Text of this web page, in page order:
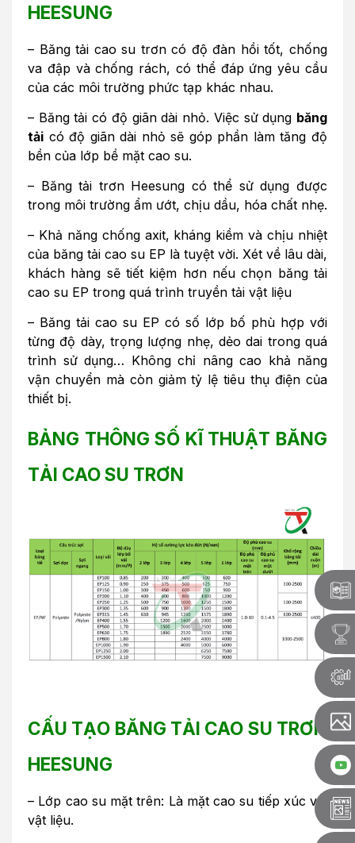
HEESUNG
– Băng tải cao su trơn có độ đàn hồi tốt, chống
va đập và chống rách, có thể đáp ứng yêu cầu
của các môi trường phức tạp khác nhau.
– Băng tải có độ giãn dài nhỏ. Việc sử dụng băng
tải có độ giãn dài nhỏ sẽ góp phần làm tăng độ
bền của lớp bề mặt cao su.
– Băng tải trơn Heesung có thể sử dụng được
trong môi trường ẩm ướt, chịu dầu, hóa chất nhẹ.
– Khả năng chống axit, kháng kiềm và chịu nhiệt
của băng tải cao su EP là tuyệt vời. Xét về lâu dài,
khách hàng sẽ tiết kiệm hơn nếu chọn băng tải
cao su EP trong quá trình truyền tải vật liệu
– Băng tải cao su EP có số lớp bố phù hợp với
từng độ dày, trọng lượng nhẹ, dẻo dai trong quá
trình sử dụng… Không chỉ nâng cao khả năng
vận chuyển mà còn giảm tỷ lệ tiêu thụ điện của
thiết bị.
BẢNG THÔNG SỐ KĨ THUẬT BĂNG
TẢI CAO SU TRƠN
CẤU TẠO BĂNG TẢI CAO SU TRƠN
HEESUNG
– Lớp cao su mặt trên: Là mặt cao su tiếp xúc với
vật liệu.